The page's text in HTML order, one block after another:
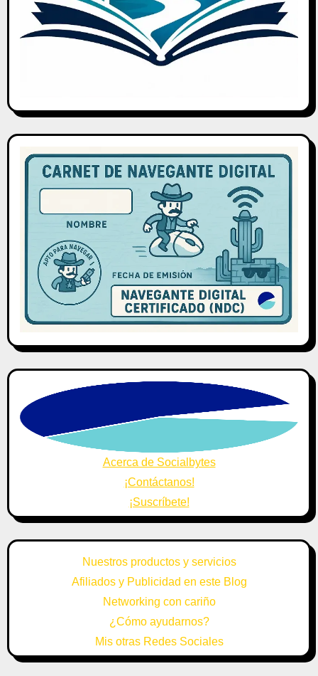
Acerca de Socialbytes
¡Contáctanos!
¡Suscríbete!
Nuestros productos y servicios
Afiliados y Publicidad en este Blog
Networking con cariño
¿Cómo ayudarnos?
Mis otras Redes Sociales